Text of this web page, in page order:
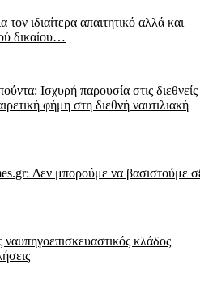
ιδιαίτερα απαιτητικό αλλά και
δικαίου…
Ισχυρή παρουσία στις διεθνείς
φήμη στη διεθνή ναυτιλιακή
Δεν μπορούμε να βασιστούμε
κλάδος